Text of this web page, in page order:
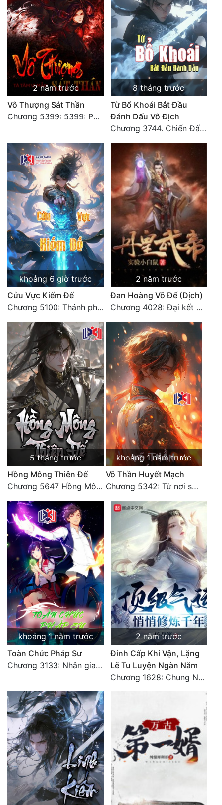
Quân Sự
Sảng Văn
Sắc
Sủng
Thanh Xuân
Tiên Hiệp
Trinh Thám
Triều Đấu
Trùng Sinh
Trọng Sinh
Tu Chân
Tu Tiên
Tội Phạm
Vô Địch
Võ Hiệp
Võng Du
Xuyên Không
Xuyên Nhanh
Xuyên Sách
Xuyên Thư
Điền Văn
Đô Thị
Đông Phương
Đông Phương Huyền Huyễn
Đồng Nhân
Cẩu Đạo Trường Sinh
Ngự Thú
Truyện Nam
Truyện Nữ
Vô Địch Lưu
Xây Dựng Thế Lực
Đam Mỹ
Đẹp Hiệp
Tính Cách Nhân Vật :
Cơ Trí
Sát Phạt Quyết Đoán
2 năm trước
Vô Thượng Sát Thần
Chương 5399: 5399: Phá giải
8 tháng trước
Từ Bổ Khoái Bắt Đầu
Đánh Dấu Vô Địch
Chương 3744. Chiến Đấu nghiền ép, Cực Thiên Chỉ Chủ (Đại Kết Cục)
khoảng 6 giờ trước
Cửu Vực Kiếm Đế
Chương 5100: Thánh phẩm Ma Tinh quáng mạch
2 năm trước
Đan Hoàng Võ Đế (Dịch)
Chương 4028: Đại kết cục, sau này không gặp lại (2)
5 tháng trước
Hồng Mông Thiên Đế
Chương 5647 Hồng Mông Thiên Đế (HẾT)
khoảng 1 năm trước
Võ Thần Huyết Mạch
Chương 5342: Từ nơi sâu xa tự có thiên ý, mới Thiên Đạo
khoảng 1 năm trước
Toàn Chức Pháp Sư
Chương 3133: Nhân gian, không thể trêu vào
2 năm trước
Đỉnh Cấp Khí Vận, Lặng
Lẽ Tu Luyện Ngàn Năm
Chương 1628: Chung Nguyên Chí Cao (2)